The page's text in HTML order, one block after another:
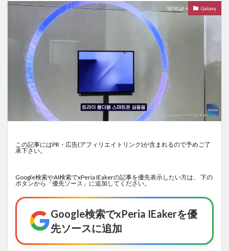
Galaxy
この記事にはPR・広告(アフィリエイトリンク)が含まれるので予めご了
承下さい。
Google検索やAI検索でxPeria IEakerの記事を優先表示したい方は、 下の
ボタンから「優先ソース」に追加してください。
Google検索でxPeria IEakerを優
先ソースに追加